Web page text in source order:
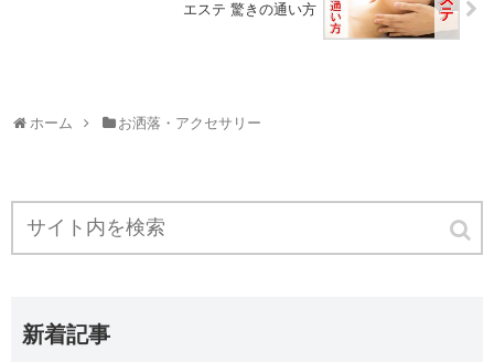
エステ 驚きの通い方
ホーム お洒落・アクセサリー
新着記事